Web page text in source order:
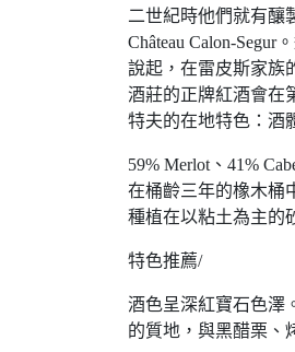
二世紀時他們就有釀
Château Calon-
說起，在雷皮斯家族
酒莊的正牌紅酒會在
特夫的在地特色：酒
59% Merlot、41%
在桶齡三年的橡木桶
種植在以粘土為主的
特色推薦/
酒色呈深紅寶石色澤
的質地，與黑醋栗、